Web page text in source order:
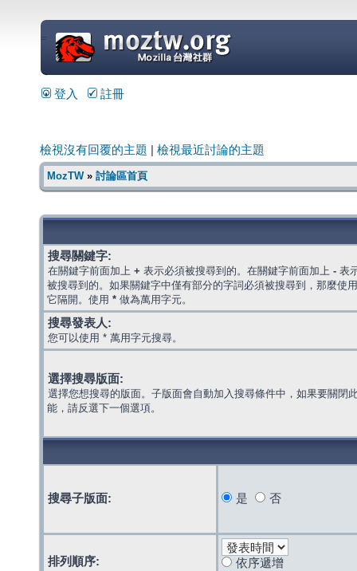
=
登入 註冊
檢視沒有回覆的主題 檢視最近討論的主題
MozTW» 討論區首頁
搜尋關鍵字:
在關鍵字前面加上 + 表示必須被搜尋到的。在關鍵字前面加上 - 表
被搜尋到的。如果關鍵字中僅有部分的字詞必須被搜尋到，那麼使
它隔開。使用 * 做為萬用字元。
搜尋發表人:
您可以使用 * 萬用字元搜尋。
選擇搜尋版面:
選擇您想搜尋的版面。子版面會自動加入搜尋條件中，如果要關閉
能，請反選下一個選項。
搜尋子版面: 是 否
排列順序:
依序遞增